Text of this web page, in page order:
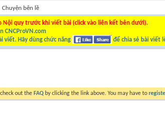
Chuyện bên lề
Nội quy trước khi viết bài (click vào liên kết bên dưới).
CNCProVN.com
viết. Hãy dùng chức năng để chia sẻ bài viết
out the FAQ by clicking the link above. You may have to